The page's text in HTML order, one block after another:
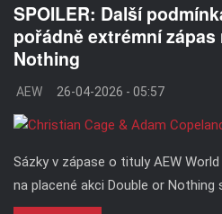
SPOILER: Další
pořádně extrémní zápas
Nothing
AEW 26-04-2026 - 05:57
Sázky v zápase o tituly AEW
na placené akci Double or Nothing